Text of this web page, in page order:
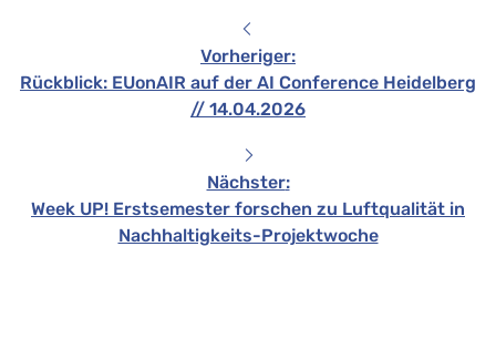
Vorheriger:
Rückblick: EUonAIR auf der AI Conference Heidelberg
// 14.04.2026
Nächster:
Week UP! Erstsemester forschen zu Luftqualität in
Nachhaltigkeits-Projektwoche